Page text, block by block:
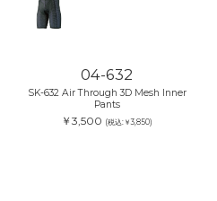
04-632
SK-632 Air Through 3D Mesh Inner
Pants
￥3,500 (税込:￥3,850)